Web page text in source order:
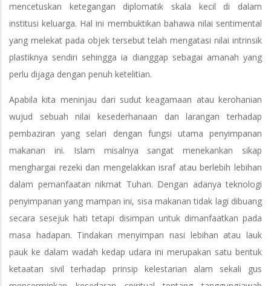
mencetuskan ketegangan diplomatik skala kecil di dalam
institusi keluarga. Hal ini membuktikan bahawa nilai sentimental
yang melekat pada objek tersebut telah mengatasi nilai intrinsik
plastiknya sendiri sehingga ia dianggap sebagai amanah yang
perlu dijaga dengan penuh ketelitian.
Apabila kita meninjau dari sudut keagamaan atau kerohanian
wujud sebuah nilai kesederhanaan dan larangan terhadap
pembaziran yang selari dengan fungsi utama penyimpanan
makanan ini. Islam misalnya sangat menekankan sikap
menghargai rezeki dan mengelakkan israf atau berlebih lebihan
dalam pemanfaatan nikmat Tuhan. Dengan adanya teknologi
penyimpanan yang mampan ini, sisa makanan tidak lagi dibuang
secara sesejuk hati tetapi disimpan untuk dimanfaatkan pada
masa hadapan. Tindakan menyimpan nasi lebihan atau lauk
pauk ke dalam wadah kedap udara ini merupakan satu bentuk
ketaatan sivil terhadap prinsip kelestarian alam sekali gus